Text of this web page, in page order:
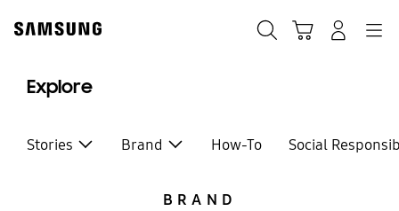
content
accessibility
Explore
Stories Brand How-To Social
BRAND